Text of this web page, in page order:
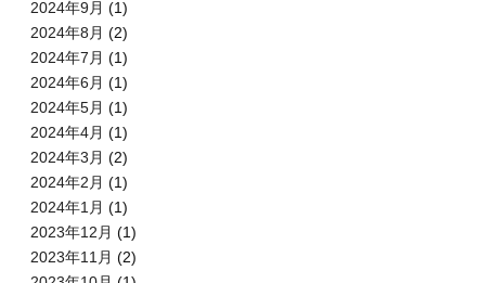
2024年9月 (1)
2024年8月 (2)
2024年7月 (1)
2024年6月 (1)
2024年5月 (1)
2024年4月 (1)
2024年3月 (2)
2024年2月 (1)
2024年1月 (1)
2023年12月 (1)
2023年11月 (2)